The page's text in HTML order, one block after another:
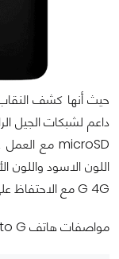
microSD مع العمل على نسخة
G 4G مع الاحتفاظ على باقي المواصفات.
مواصفات هاتف G :